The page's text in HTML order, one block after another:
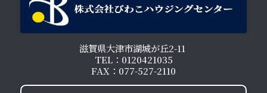
滋賀県大津市湖城が丘2-11
TEL：0120421035
FAX：077-527-2110